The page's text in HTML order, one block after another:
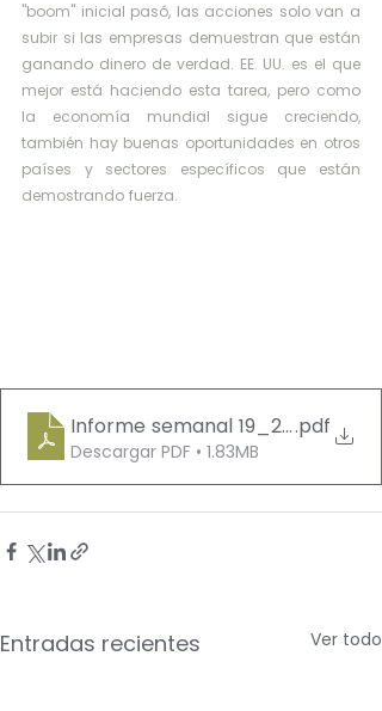
"boom" inicial pasó, las acciones solo van a
subir si las empresas demuestran que están
ganando dinero de verdad. EE. UU. es el que
mejor está haciendo esta tarea, pero como
la economía mundial sigue creciendo,
también hay buenas oportunidades en otros
países y sectores específicos que están
demostrando fuerza.
Informe semanal 19_23 enero_
.pdf
Descargar PDF • 1.83MB
Entradas recientes Ver todo